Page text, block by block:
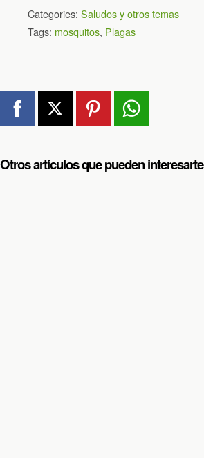
Categories: Saludos y otros temas
Tags: mosquitos, Plagas
Otros artículos que pueden interesarte